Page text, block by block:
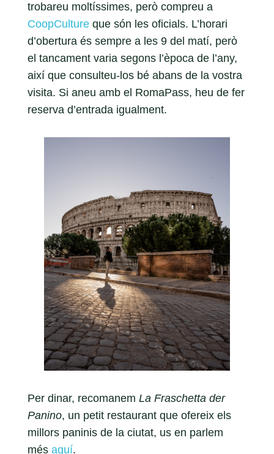
trobareu moltíssimes, però compreu a
CoopCultureque són les oficials. L’horari
d’obertura és sempre a les 9 del matí, però
el tancament varia segons l’època de l’any,
així que consulteu-los bé abans de la vostra
visita. Si aneu amb el RomaPass, heu de fer
reserva d’entrada igualment.
Per dinar, recomanem La Fraschetta der
Panino, un petit restaurant que ofereix els
millors paninis de la ciutat, us en parlem
més aquí.